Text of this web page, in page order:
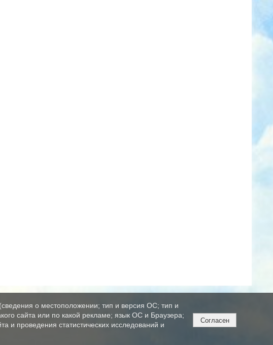
о местоположении; тип и версия ОС; тип и
сайта или по какой рекламе; язык ОС и Браузера;
и проведения статистических исследований и
Согласен